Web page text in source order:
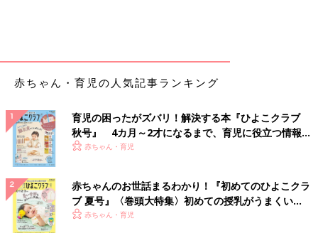
名前の決め方とこだわりポイント
赤ちゃん・育児の人気記事ランキング
育児の困ったがズバリ！解決する本『ひよこクラブ
秋号』 4カ月～2才になるまで、育児に役立つ情報が
いっぱい！
赤ちゃん・育児
赤ちゃんのお世話まるわかり！『初めてのひよこクラ
ブ 夏号』〈巻頭大特集〉初めての授乳がうまくい
く！ おっぱい・ミルクの基本と夏のトラブル 解決テ
赤ちゃん・育児